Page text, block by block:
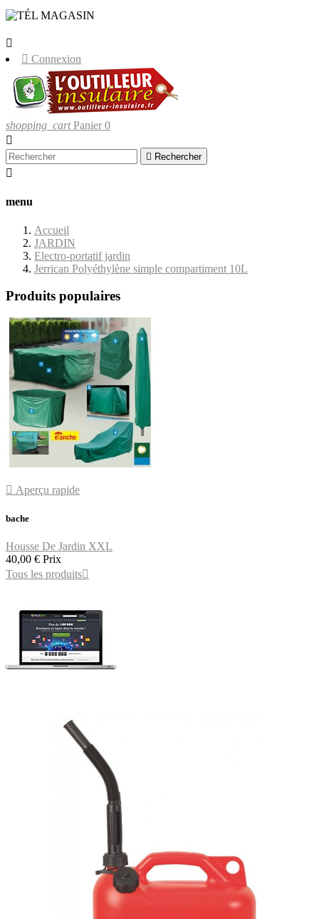

 Connexion
shopping_cart Panier 0

 Rechercher

menu
Accueil
JARDIN
Electro-portatif jardin
Jerrican Polyéthylène simple compartiment 10L
Produits populaires
 Aperçu rapide
bache
Housse De Jardin XXL
40,00 € Prix
Tous les produits